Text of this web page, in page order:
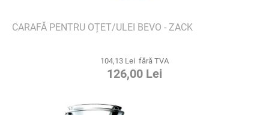
CARAFĂ PENTRU OȚET/ULEI BEVO - ZACK
104,13 Lei fără TVA
126,00 Lei